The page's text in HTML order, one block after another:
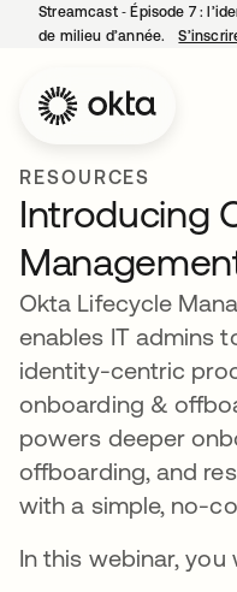
Streamcast ‑ Épisode 7 :
de milieu d’année.
RESOURCES
Introducing
Okta Lifecycle
enables IT admins
identity-centric
onboarding &
powers deeper
offboarding, and
with a simple, no-
In this webinar, you